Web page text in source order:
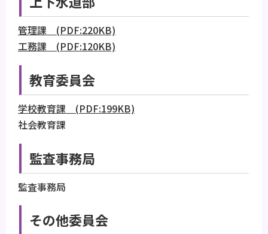
管理課 (PDF:220KB)
工務課 (PDF:120KB)
教育委員会
学校教育課 (PDF:199KB)
社会教育課
監査事務局
監査事務局
その他委員会